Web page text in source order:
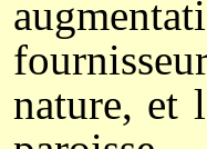
nature, et